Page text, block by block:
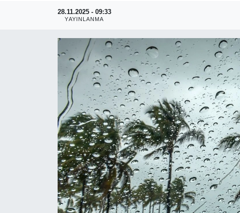
28.11.2025 - 09:33
YAYINLANMA
RESMİ REKLAM
Son Dakika Haberleri